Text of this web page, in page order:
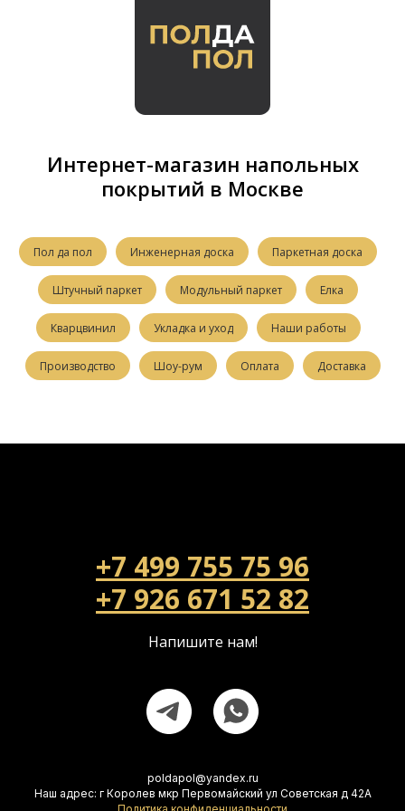
Интернет-магазин напольных
покрытий в Москве
Пол да пол Инженерная доска Паркетная доска
Штучный паркет Модульный паркет Елка
Кварцвинил Укладка и уход Наши работы
Производство Шоу-рум Оплата Доставка
+7 499 755 75 96
+7 926 671 52 82
Напишите нам!
poldapol@yandex.ru
Наш адрес: г Королев мкр Первомайский ул Советская д 42А